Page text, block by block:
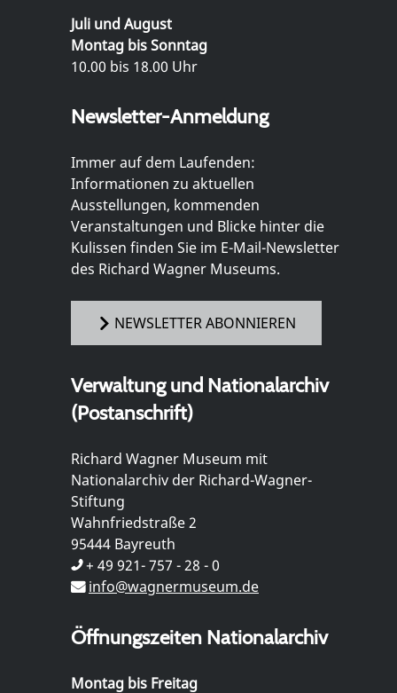
Juli und August
Montag bis Sonntag
10.00 bis 18.00 Uhr
Newsletter-Anmeldung
Immer auf dem Laufenden:
Informationen zu aktuellen
Ausstellungen, kommenden
Veranstaltungen und Blicke hinter die
Kulissen finden Sie im E-Mail-Newsletter
des Richard Wagner Museums.
NEWSLETTER ABONNIEREN
Verwaltung und Nationalarchiv
(Postanschrift)
Richard Wagner Museum mit
Nationalarchiv der Richard-Wagner-
Stiftung
Wahnfriedstraße 2
95444 Bayreuth
+ 49 921- 757 - 28 - 0
info@wagnermuseum.de
Öffnungszeiten Nationalarchiv
Montag bis Freitag